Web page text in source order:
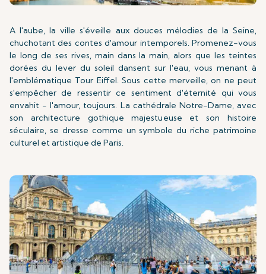
A l'aube, la ville s'éveille aux douces mélodies de la Seine,
chuchotant des contes d'amour intemporels. Promenez-vous
le long de ses rives, main dans la main, alors que les teintes
dorées du lever du soleil dansent sur l'eau, vous menant à
l'emblématique Tour Eiffel. Sous cette merveille, on ne peut
s'empêcher de ressentir ce sentiment d'éternité qui vous
envahit - l'amour, toujours. La cathédrale Notre-Dame, avec
son architecture gothique majestueuse et son histoire
séculaire, se dresse comme un symbole du riche patrimoine
culturel et artistique de Paris.